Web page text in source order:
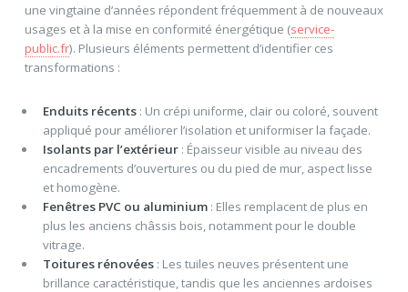
une vingtaine d’années répondent fréquemment à de nouveaux
usages et à la mise en conformité énergétique (service-
public.fr). Plusieurs éléments permettent d’identifier ces
transformations :
Enduits récents: Un crépi uniforme, clair ou coloré, souvent
appliqué pour améliorer l’isolation et uniformiser la façade.
Isolants par l’extérieur: Épaisseur visible au niveau des
encadrements d’ouvertures ou du pied de mur, aspect lisse
et homogène.
Fenêtres PVC ou aluminium: Elles remplacent de plus en
plus les anciens châssis bois, notamment pour le double
vitrage.
Toitures rénovées: Les tuiles neuves présentent une
brillance caractéristique, tandis que les anciennes ardoises